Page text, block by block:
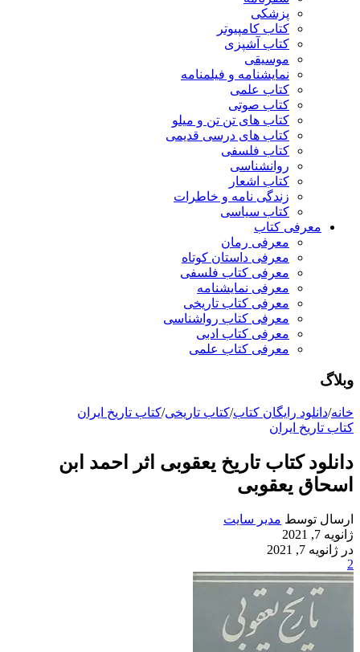
پزشکی
کتاب کامپیوتر
کتاب آشپزی
موسیقی
نمایشنامه و فیلمنامه
کتاب علمی
کتاب صوتی
کتاب های تن تن و میلو
کتاب های درسی قدیمی
کتاب فلسفی
روانشناسی
کتاب اشعار
زندگی نامه و خاطرات
کتاب سیاسی
معرفی کتاب
معرفی رمان
معرفی داستان کوتاه
معرفی کتاب فلسفی
معرفی نمایشنامه
معرفی کتاب تاریخی
معرفی کتاب رواشناسی
معرفی کتاب ادبی
معرفی کتاب علمی
وبلاگ
خانه/دانلود رایگان کتاب/کتاب تاریخی/کتاب تاریخ ایران
کتاب تاریخ ایران
دانلود کتاب تاریخ یعقوبی اثر احمد ابن
اسحاق یعقوبی
ارسال توسط مدیر سایت
ژانویه 7, 2021
در ژانویه 7, 2021
2